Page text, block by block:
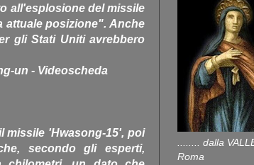
all'esplosione del missile
attuale posizione". Anche
gli Stati Uniti avrebbero
un - Videoscheda
missile 'Hwasong-15', poi
secondo gli esperti,
........ dalla
Roma